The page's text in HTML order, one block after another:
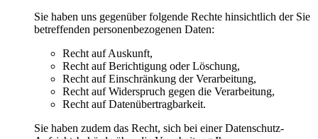
Sie haben uns gegenüber folgende Rechte hinsichtlich der Sie
betreffenden personenbezogenen Daten:
Recht auf Auskunft,
Recht auf Berichtigung oder Löschung,
Recht auf Einschränkung der Verarbeitung,
Recht auf Widerspruch gegen die Verarbeitung,
Recht auf Datenübertragbarkeit.
Sie haben zudem das Recht, sich bei einer Datenschutz-